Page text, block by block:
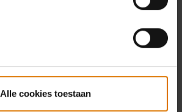
Alle cookies toestaan